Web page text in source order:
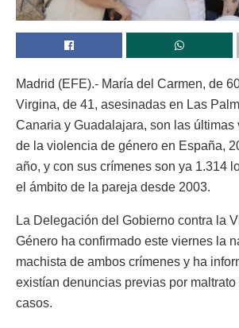
Madrid (EFE).- María del Carmen, de
Virgina, de 41, asesinadas en Las
Canaria y Guadalajara, son las últimas
de la violencia de género en España,
año, y con sus crímenes son ya 1.314
el ámbito de la pareja desde 2003.
La Delegación del Gobierno contra la
Género ha confirmado este viernes la
machista de ambos crímenes y ha
existían denuncias previas por
casos.